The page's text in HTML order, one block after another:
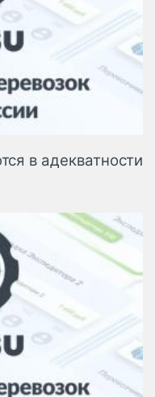
в адекватности